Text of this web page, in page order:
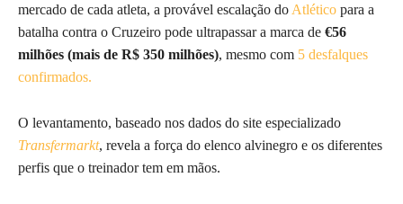
mercado de cada atleta, a provável escalação do Atlético para a
batalha contra o Cruzeiro pode ultrapassar a marca de €56
milhões (mais de R$ 350 milhões), mesmo com 5 desfalques
confirmados.
O levantamento, baseado nos dados do site especializado
Transfermarkt, revela a força do elenco alvinegro e os diferentes
perfis que o treinador tem em mãos.